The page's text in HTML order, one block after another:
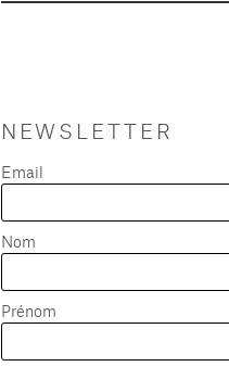
NEWSLETTER
Email
Nom
Prénom